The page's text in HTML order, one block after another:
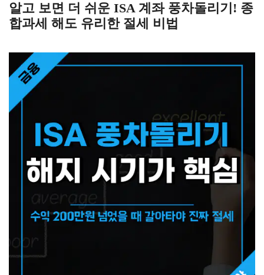
알고 보면 더 쉬운 ISA 계좌 풍차돌리기! 종
합과세 해도 유리한 절세 비법